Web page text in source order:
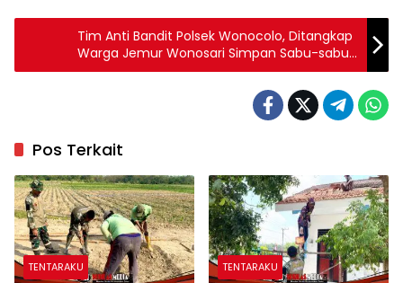
Tim Anti Bandit Polsek Wonocolo, Ditangkap
Warga Jemur Wonosari Simpan Sabu-sabu 1
Gram di Kamar Indekos
Pos Terkait
TENTARAKU TENTARAKU